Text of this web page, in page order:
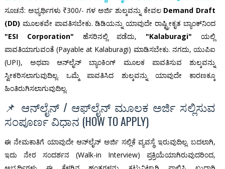
ಸೂಚನೆ: ಅಭ್ಯರ್ಥಿಗಳು ₹300/- ಗಳ ಅರ್ಜಿ ಶುಲ್ಕವನ್ನು ಕೇವಲ Demand Draft
(DD) ಮೂಲಕವೇ ಪಾವತಿಸಬೇಕು. ಡಿಡಿಯನ್ನು ಯಾವುದೇ ರಾಷ್ಟ್ರೀಕೃತ ಬ್ಯಾಂಕ್‌ನಿಂದ
"ESI Corporation" ಹೆಸರಿನಲ್ಲಿ ಪಡೆದು, "Kalaburagi" ಯಲ್ಲಿ
ಪಾವತಿಯಾಗುವಂತೆ (Payable at Kalaburagi) ಮಾಡಿಸಬೇಕು. ನಗದು, ಯುಪಿಐ
(UPI), ಅಥವಾ ಆನ್‌ಲೈನ್ ಬ್ಯಾಂಕಿಂಗ್ ಮೂಲಕ ಪಾವತಿಸುವ ಶುಲ್ಕವನ್ನು
ಸ್ವೀಕರಿಸಲಾಗುವುದಿಲ್ಲ. ಒಮ್ಮೆ ಪಾವತಿಸಿದ ಶುಲ್ಕವನ್ನು ಯಾವುದೇ ಕಾರಣಕ್ಕೂ
ಹಿಂತಿರುಗಿಸಲಾಗುವುದಿಲ್ಲ.
📌 ಆನ್‌ಲೈನ್ / ಆಫ್‌ಲೈನ್ ಮೂಲಕ ಅರ್ಜಿ ಸಲ್ಲಿಸುವ
ಸಂಪೂರ್ಣ ವಿಧಾನ (HOW TO APPLY)
ಈ ನೇಮಕಾತಿಗೆ ಯಾವುದೇ ಆನ್‌ಲೈನ್ ಅರ್ಜಿ ಸಲ್ಲಿಕೆ ವ್ಯವಸ್ಥೆ ಇರುವುದಿಲ್ಲ. ಬದಲಾಗಿ,
ಇದು ನೇರ ಸಂದರ್ಶನ (Walk-in Interview) ಪ್ರಕ್ರಿಯೆಯಾಗಿರುವುದರಿಂದ,